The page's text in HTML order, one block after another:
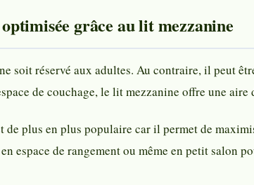
grâce au lit mezzanine
soit réservé aux adultes. Au contraire, il peut
de couchage, le lit mezzanine offre une
plus en plus populaire car il permet de
espace de rangement ou même en petit salon